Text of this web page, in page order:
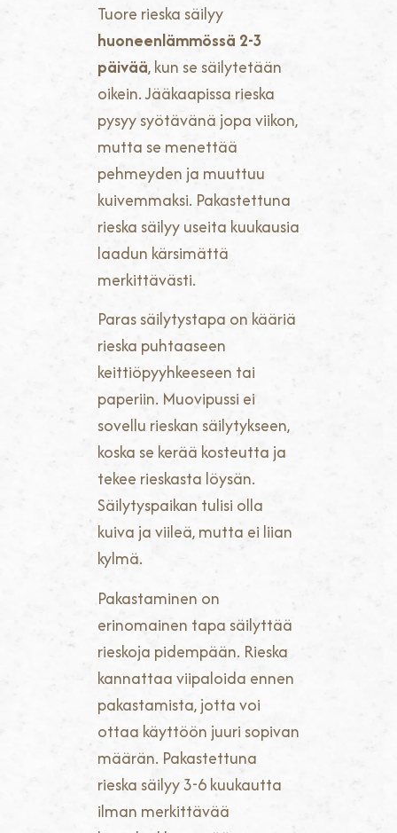
Tuore rieska säilyy
huoneenlämmössä 2-3
päivää, kun se säilytetään
oikein. Jääkaapissa rieska
pysyy syötävänä jopa viikon,
mutta se menettää
pehmeyden ja muuttuu
kuivemmaksi. Pakastettuna
rieska säilyy useita kuukausia
laadun kärsimättä
merkittävästi.
Paras säilytystapa on kääriä
rieska puhtaaseen
keittiöpyyhkeeseen tai
paperiin. Muovipussi ei
sovellu rieskan säilytykseen,
koska se kerää kosteutta ja
tekee rieskasta löysän.
Säilytyspaikan tulisi olla
kuiva ja viileä, mutta ei liian
kylmä.
Pakastaminen on
erinomainen tapa säilyttää
rieskoja pidempään. Rieska
kannattaa viipaloida ennen
pakastamista, jotta voi
ottaa käyttöön juuri sopivan
määrän. Pakastettuna
rieska säilyy 3-6 kuukautta
ilman merkittävää